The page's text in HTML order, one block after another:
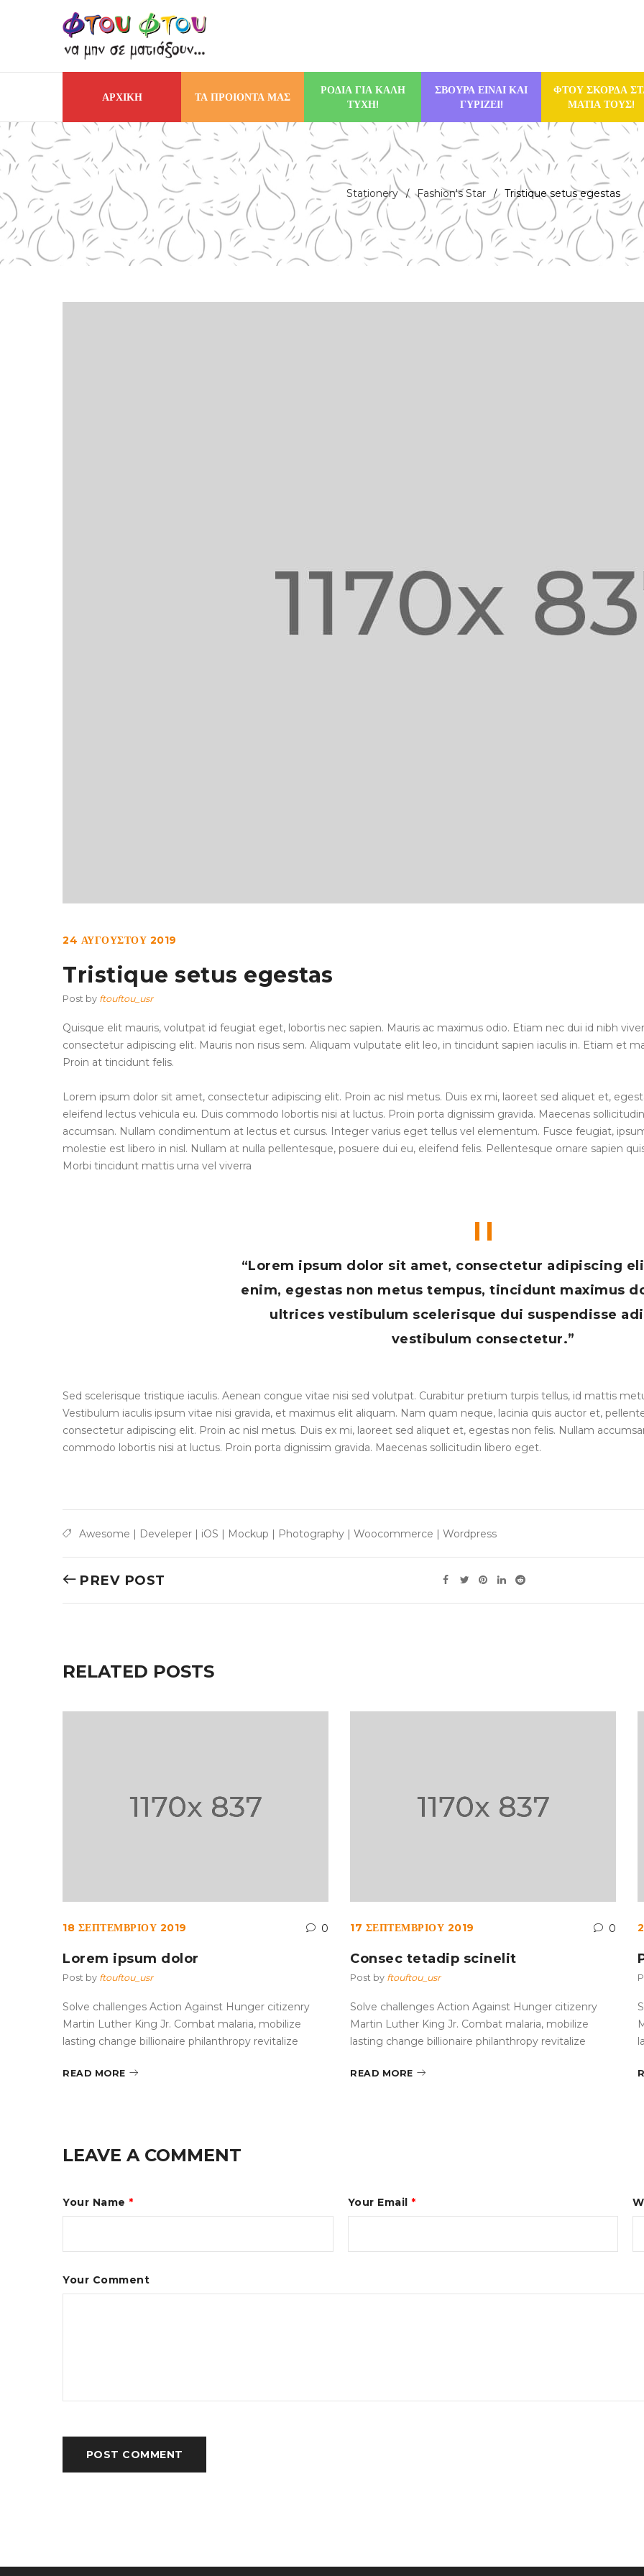
ΑΡΧΙΚΗ ΤΑ ΠΡΟΙΟΝΤΑ ΜΑΣ
ΡΟΔΙΑ ΓΙΑ ΚΑΛΗ
ΤΥΧΗ!
ΣΒΟΥΡΑ ΕΙΝΑΙ ΚΑΙ
ΓΥΡΙΖΕΙ!
ΦΤΟΥ ΣΚΟΡΔΑ
ΜΑΤΙΑ ΤΟΥΣ!
Stationery / Fashion's Star / Tristique setus egestas
24 ΑΥΓΟΎΣΤΟΥ 2019
Tristique setus egestas
Post by ftouftou_usr
Quisque elit mauris, volutpat id feugiat eget, lobortis nec sapien. Mauris ac maximus odio. Etiam nec dui id nibh
consectetur adipiscing elit. Mauris non risus sem. Aliquam vulputate elit leo, in tincidunt sapien iaculis in. Etiam et
Proin at tincidunt felis.
Lorem ipsum dolor sit amet, consectetur adipiscing elit. Proin ac nisl metus. Duis ex mi, laoreet sed aliquet et,
eleifend lectus vehicula eu. Duis commodo lobortis nisi at luctus. Proin porta dignissim gravida. Maecenas
accumsan. Nullam condimentum at lectus et cursus. Integer varius eget tellus vel elementum. Fusce feugiat,
molestie est libero in nisl. Nullam at nulla pellentesque, posuere dui eu, eleifend felis. Pellentesque ornare sapien
Morbi tincidunt mattis urna vel viverra
“Lorem ipsum dolor sit amet, consectetur adipiscing
enim, egestas non metus tempus, tincidunt maximus
ultrices vestibulum scelerisque dui suspendisse
vestibulum consectetur.”
Sed scelerisque tristique iaculis. Aenean congue vitae nisi sed volutpat. Curabitur pretium turpis tellus, id mattis
Vestibulum iaculis ipsum vitae nisi gravida, et maximus elit aliquam. Nam quam neque, lacinia quis auctor et,
consectetur adipiscing elit. Proin ac nisl metus. Duis ex mi, laoreet sed aliquet et, egestas non felis. Nullam
commodo lobortis nisi at luctus. Proin porta dignissim gravida. Maecenas sollicitudin libero eget.
Awesome | Develeper | iOS | Mockup | Photography | Woocommerce | Wordpress
PREV POST
RELATED POSTS
18 ΣΕΠΤΕΜΒΡΊΟΥ 2019 0
Lorem ipsum dolor
Post by ftouftou_usr
Solve challenges Action Against Hunger citizenry
Martin Luther King Jr. Combat malaria, mobilize
lasting change billionaire philanthropy revitalize
READ MORE
17 ΣΕΠΤΕΜΒΡΊΟΥ 2019 0
Consec tetadip scinelit
Post by ftouftou_usr
Solve challenges Action Against Hunger citizenry
Martin Luther King Jr. Combat malaria, mobilize
lasting change billionaire philanthropy revitalize
READ MORE
LEAVE A COMMENT
Your Name * Your Email *
Your Comment
POST COMMENT